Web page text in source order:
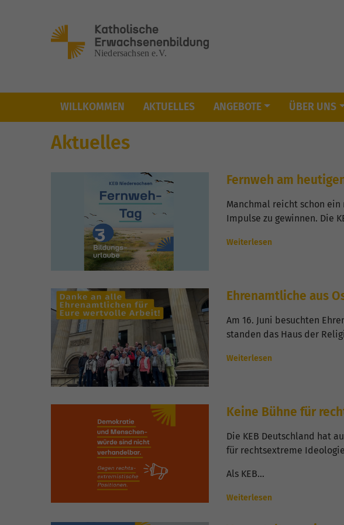
Skip to main contentWILLKOMMEN AKTUELLES(CURRENT)
ANGEBOTE ÜBER UNS
Aktuelles
Fernweh am
Manchmal reicht schon
Impulse zu gewinnen. Die
Weiterlesen
Ehrenamtliche aus
Am 16. Juni besuchten
standen das Haus der
Weiterlesen
Keine Bühne für
Die KEB Deutschland hat
für rechtsextreme
Als KEB…
Weiterlesen